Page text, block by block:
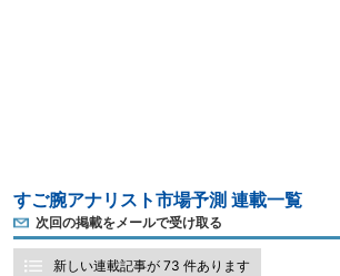
すご腕アナリスト市場予測 連載一覧
次回の掲載をメールで受け取る
新しい連載記事が 73 件あります